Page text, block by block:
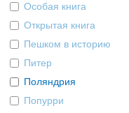
Особая книга
Открытая книга
Пешком в историю
Питер
Поляндрия
Попурри